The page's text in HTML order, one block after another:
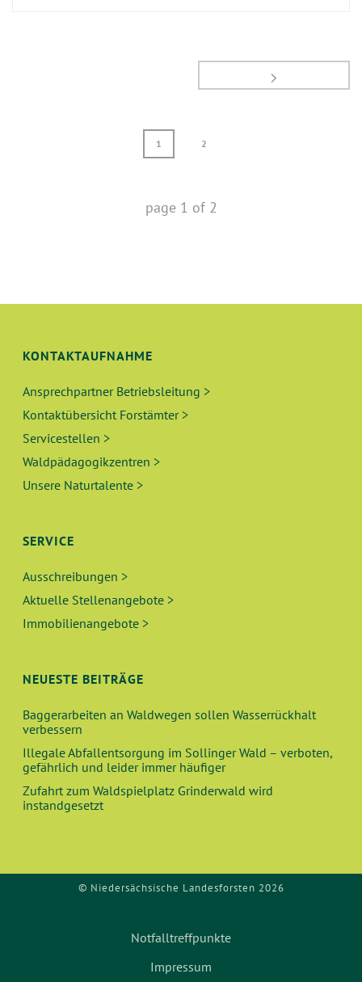
1 2
page 1 of 2
KONTAKTAUFNAHME
Ansprechpartner Betriebsleitung >
Kontaktübersicht Forstämter >
Servicestellen >
Waldpädagogikzentren >
Unsere Naturtalente >
SERVICE
Ausschreibungen >
Aktuelle Stellenangebote >
Immobilienangebote >
NEUESTE BEITRÄGE
Baggerarbeiten an Waldwegen sollen Wasserrückhalt
verbessern
Illegale Abfallentsorgung im Sollinger Wald – verboten,
gefährlich und leider immer häufiger
Zufahrt zum Waldspielplatz Grinderwald wird
instandgesetzt
© Niedersächsische Landesforsten 2026
Notfalltreffpunkte
Impressum